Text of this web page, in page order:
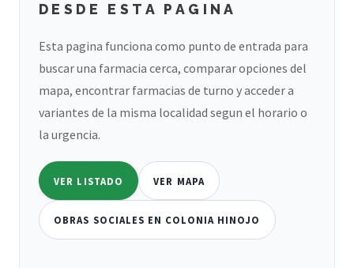
DESDE ESTA PAGINA
Esta pagina funciona como punto de entrada para
buscar una farmacia cerca, comparar opciones del
mapa, encontrar farmacias de turno y acceder a
variantes de la misma localidad segun el horario o
la urgencia.
VER LISTADO VER MAPA
OBRAS SOCIALES EN COLONIA HINOJO